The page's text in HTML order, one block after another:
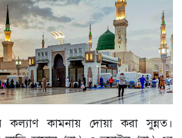
কল্যাণ কামনায় দোয়া করা সুন্নত।